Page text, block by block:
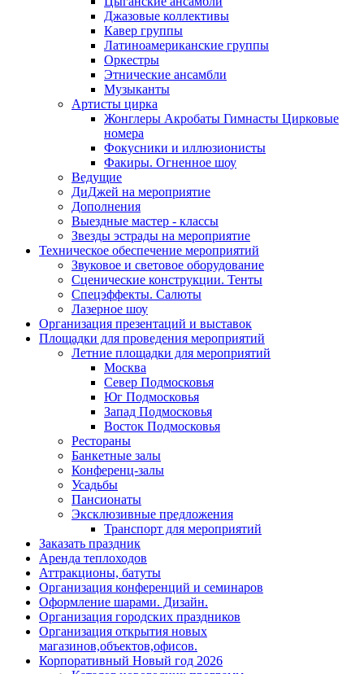
Джазовые коллективы
Кавер группы
Латиноамериканские группы
Оркестры
Этнические ансамбли
Музыканты
Артисты цирка
Жонглеры Акробаты Гимнасты Цирковые
номера
Фокусники и иллюзионисты
Факиры. Огненное шоу
Ведущие
ДиДжей на мероприятие
Дополнения
Выездные мастер - классы
Звезды эстрады на мероприятие
Техническое обеспечение мероприятий
Звуковое и световое оборудование
Сценические конструкции. Тенты
Спецэффекты. Салюты
Лазерное шоу
Организация презентаций и выставок
Площадки для проведения мероприятий
Летние площадки для мероприятий
Москва
Север Подмосковья
Юг Подмосковья
Запад Подмосковья
Восток Подмосковья
Рестораны
Банкетные залы
Конференц-залы
Усадьбы
Пансионаты
Эксклюзивные предложения
Транспорт для мероприятий
Заказать праздник
Аренда теплоходов
Аттракционы, батуты
Организация конференций и семинаров
Оформление шарами. Дизайн.
Организация городских праздников
Организация открытия новых
магазинов,объектов,офисов.
Корпоративный Новый год 2026